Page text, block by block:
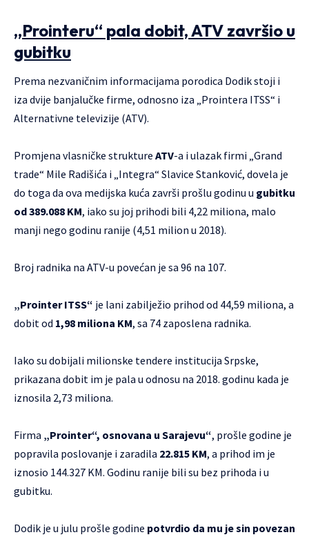
„Prointeru“ pala dobit, ATV završio u
gubitku
Prema nezvaničnim informacijama porodica Dodik stoji i
iza dvije banjalučke firme, odnosno iza „Prointera ITSS“ i
Alternativne televizije (ATV).
Promjena vlasničke strukture ATV-a i ulazak firmi „Grand
trade“ Mile Radišića i „Integra“ Slavice Stanković, dovela je
do toga da ova medijska kuća završi prošlu godinu u gubitku
od 389.088 KM, iako su joj prihodi bili 4,22 miliona, malo
manji nego godinu ranije (4,51 milion u 2018).
Broj radnika na ATV-u povećan je sa 96 na 107.
„Prointer ITSS“ je lani zabilježio prihod od 44,59 miliona, a
dobit od 1,98 miliona KM, sa 74 zaposlena radnika.
Iako su dobijali milionske tendere institucija Srpske,
prikazana dobit im je pala u odnosu na 2018. godinu kada je
iznosila 2,73 miliona.
Firma „Prointer“, osnovana u Sarajevu“, prošle godine je
popravila poslovanje i zaradila 22.815 KM, a prihod im je
iznosio 144.327 KM. Godinu ranije bili su bez prihoda i u
gubitku.
Dodik je u julu prošle godine potvrdio da mu je sin povezan